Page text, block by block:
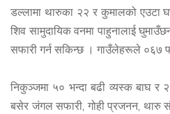
डल्लामा थारुका २२ र कुमालको एउटा
शिव सामुदायिक वनमा पाहुनालाई
सफारी गर्न सकिन्छ । गाउँलेहरूले ०६७
निकुञ्जमा ५० भन्दा बढी व्यस्क बाघ र
बसेर जंगल सफारी, गोही प्रजनन, थारु